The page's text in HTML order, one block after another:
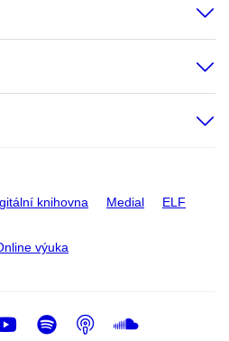
knihovna Medial ELF
výuka
Youtube
Spotify
Podcast